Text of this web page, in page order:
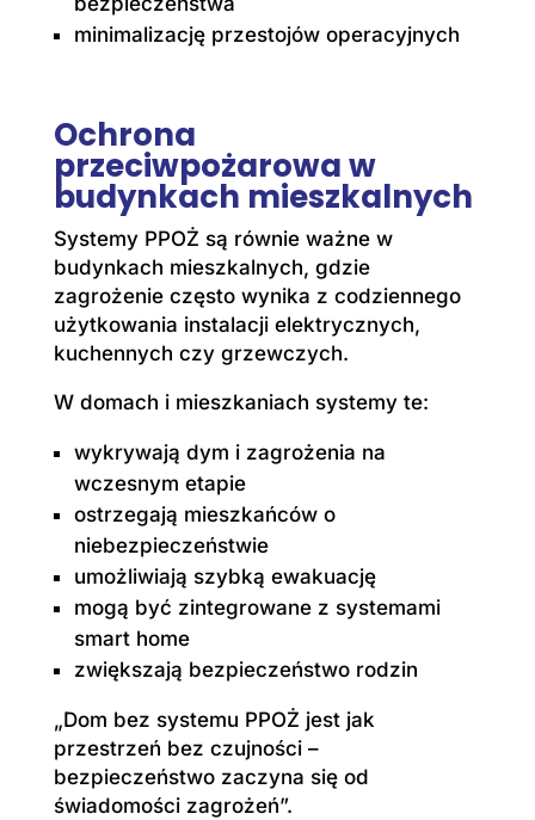
minimalizację przestojów operacyjnych
Ochrona
przeciwpożarowa w
budynkach mieszkalnych
Systemy PPOŻ są równie ważne w
budynkach mieszkalnych, gdzie
zagrożenie często wynika z codziennego
użytkowania instalacji elektrycznych,
kuchennych czy grzewczych.
W domach i mieszkaniach systemy te:
wykrywają dym i zagrożenia na
wczesnym etapie
ostrzegają mieszkańców o
niebezpieczeństwie
umożliwiają szybką ewakuację
mogą być zintegrowane z systemami
smart home
zwiększają bezpieczeństwo rodzin
„Dom bez systemu PPOŻ jest jak
przestrzeń bez czujności –
bezpieczeństwo zaczyna się od
świadomości zagrożeń”.